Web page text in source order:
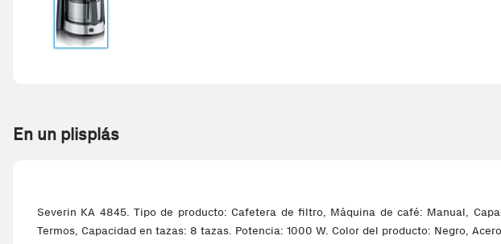
En un plisplás
Severin KA 4845. Tipo de producto: Cafetera de filtro, Máquina de café: Manual,
Termos, Capacidad en tazas: 8 tazas. Potencia: 1000 W. Color del producto: Negro,